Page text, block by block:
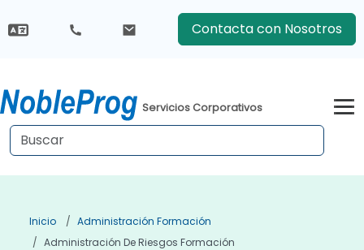
Contacta con Nosotros
Servicios Corporativos
Inicio
Administración Formación
Administración De Riesgos Formación